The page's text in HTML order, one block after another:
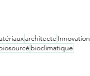
architecte Innovation
bioclimatique